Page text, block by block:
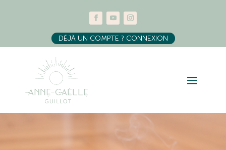
DÉJÀ UN COMPTE ? CONNEXION